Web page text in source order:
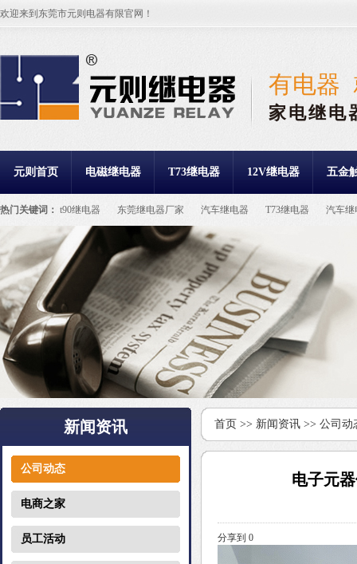
欢迎来到东莞市元则电器有限官网！
有电器
家电继电
元则首页 电磁继电器 T73继电器 12V继电器 五金
热门关键词： t90继电器 东莞继电器厂家 汽车继电器 T73继电器
汽车继
继电器
新闻资讯
公司动态
电商之家
员工活动
首页 >> 新闻资讯 >> 公司动
电子元
分享到 0